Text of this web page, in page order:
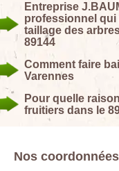
Entreprise
professionnel qui
taillage des
89144
Comment faire
Varennes
Pour quelle
fruitiers dans le
Nos coordonnées